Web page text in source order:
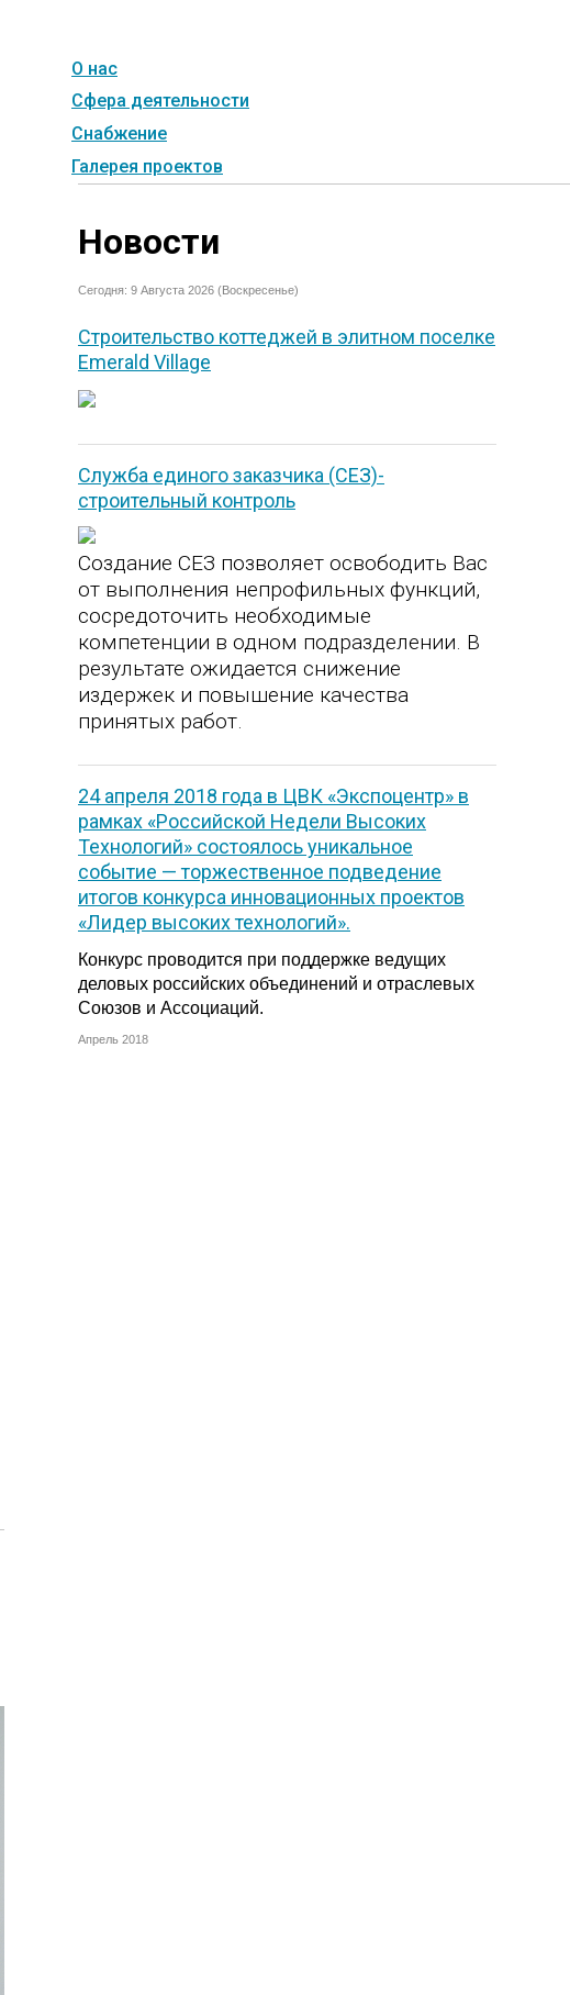
О нас
Сфера деятельности
Снабжение
Галерея проектов
Новости
Сегодня: 9 Августа 2026 (Воскресенье)
Строительство коттеджей в элитном поселке
Emerald Village
Служба единого заказчика (СЕЗ)-
строительный контроль
Создание СЕЗ позволяет освободить Вас
от выполнения непрофильных функций,
сосредоточить необходимые
компетенции в одном подразделении. В
результате ожидается снижение
издержек и повышение качества
принятых работ.
24 апреля 2018 года в ЦВК «Экспоцентр» в
рамках «Российской Недели Высоких
Технологий» состоялось уникальное
событие — торжественное подведение
итогов конкурса инновационных проектов
«Лидер высоких технологий».
Конкурс проводится при поддержке ведущих
деловых российских объединений и отраслевых
Союзов и Ассоциаций.
Апрель 2018